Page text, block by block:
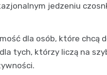
jedzeniu
dla osób, które chcą
tych, którzy liczą na